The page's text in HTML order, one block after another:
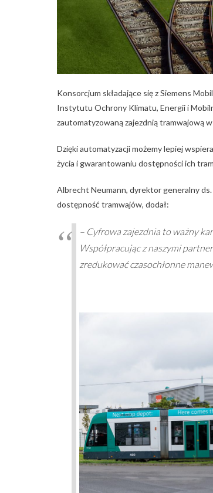
Konsorcjum składające się z Siemens
Instytutu Ochrony Klimatu, Energii i
zautomatyzowaną zajezdnią tramwajową
Dzięki automatyzacji możemy lepiej
życia i gwarantowaniu dostępności ich
Albrecht Neumann, dyrektor generalny
dostępność tramwajów, dodał:
– Cyfrowa zajezdnia to ważny
Współpracując z naszymi
zredukować czasochłonne